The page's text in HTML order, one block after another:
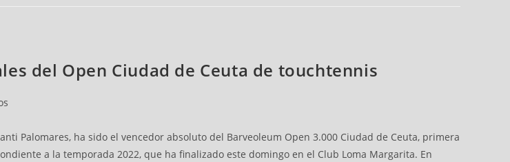
del Open Ciudad de Ceuta de touchtennis
Palomares, ha sido el vencedor absoluto del Barveoleum Open 3.000 Ciudad de Ceuta, primera
a la temporada 2022, que ha finalizado este domingo en el Club Loma Margarita. En